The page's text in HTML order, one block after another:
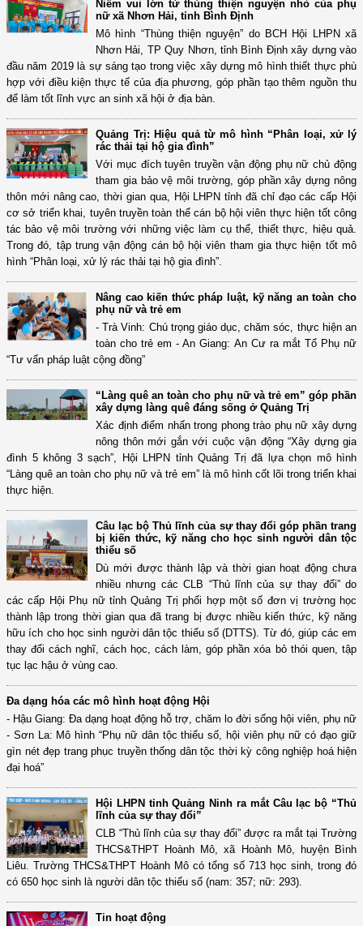
Niềm vui lớn từ thùng thiện nguyện nhỏ của phụ
nữ xã Nhơn Hải, tỉnh Bình Định
Mô hình “Thùng thiện nguyện” do BCH Hội LHPN xã
Nhơn Hải, TP Quy Nhơn, tỉnh Bình Định xây dựng vào
đầu năm 2019 là sự sáng tạo trong việc xây dựng mô hình thiết thực phù
hợp với điều kiện thực tế của địa phương, góp phần tạo thêm nguồn thu
để làm tốt lĩnh vực an sinh xã hội ở địa bàn.
Quảng Trị: Hiệu quả từ mô hình “Phân loại, xử lý
rác thải tại hộ gia đình”
Với mục đích tuyên truyền vận động phụ nữ chủ động
tham gia bảo vệ môi trường, góp phần xây dựng nông
thôn mới nâng cao, thời gian qua, Hội LHPN tỉnh đã chỉ đạo các cấp Hội
cơ sở triển khai, tuyên truyền toàn thể cán bộ hội viên thực hiện tốt công
tác bảo vệ môi trường với những việc làm cụ thể, thiết thực, hiệu quả.
Trong đó, tập trung vận động cán bộ hội viên tham gia thực hiện tốt mô
hình “Phân loại, xử lý rác thải tại hộ gia đình”.
Nâng cao kiến thức pháp luật, kỹ năng an toàn cho
phụ nữ và trẻ em
- Trà Vinh: Chú trọng giáo dục, chăm sóc, thực hiện an
toàn cho trẻ em - An Giang: An Cư ra mắt Tổ Phụ nữ
“Tư vấn pháp luật cộng đồng”
“Làng quê an toàn cho phụ nữ và trẻ em” góp phần
xây dựng làng quê đáng sống ở Quảng Trị
Xác định điểm nhấn trong phong trào phụ nữ xây dựng
nông thôn mới gắn với cuộc vận động “Xây dựng gia
đình 5 không 3 sạch”, Hội LHPN tỉnh Quảng Trị đã lựa chọn mô hình
“Làng quê an toàn cho phụ nữ và trẻ em” là mô hình cốt lõi trong triển khai
thực hiện.
Câu lạc bộ Thủ lĩnh của sự thay đổi góp phần trang
bị kiến thức, kỹ năng cho học sinh người dân tộc
thiểu số
Dù mới được thành lập và thời gian hoạt động chưa
nhiều nhưng các CLB “Thủ lĩnh của sự thay đổi” do
các cấp Hội Phụ nữ tỉnh Quảng Trị phối hợp một số đơn vị trường học
thành lập trong thời gian qua đã trang bị được nhiều kiến thức, kỹ năng
hữu ích cho học sinh người dân tộc thiểu số (DTTS). Từ đó, giúp các em
thay đổi cách nghĩ, cách học, cách làm, góp phần xóa bỏ thói quen, tập
tục lạc hậu ở vùng cao.
Đa dạng hóa các mô hình hoạt động Hội
- Hậu Giang: Đa dạng hoạt động hỗ trợ, chăm lo đời sống hội viên, phụ nữ
- Sơn La: Mô hình “Phụ nữ dân tộc thiểu số, hội viên phụ nữ có đạo giữ
gìn nét đẹp trang phục truyền thống dân tộc thời kỳ công nghiệp hoá hiện
đại hoá”
Hội LHPN tỉnh Quảng Ninh ra mắt Câu lạc bộ “Thủ
lĩnh của sự thay đổi”
CLB “Thủ lĩnh của sự thay đổi” được ra mắt tại Trường
THCS&THPT Hoành Mô, xã Hoành Mô, huyện Bình
Liêu. Trường THCS&THPT Hoành Mô có tổng số 713 học sinh, trong đó
có 650 học sinh là người dân tộc thiểu số (nam: 357; nữ: 293).
Tin hoạt động